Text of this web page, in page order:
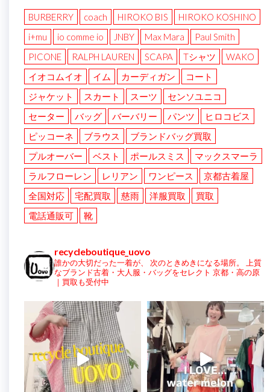
BURBERRY coach HIROKO BIS
HIROKO KOSHINO
i+mu
io comme io JNBY Max Mara
Paul Smith
PICONE
RALPH LAUREN SCAPA Tシャツ
WAKO
イオコムイオ
イム カーディガン
コート
ジャケット
スカート スーツ
センソユニコ
セーター
バッグ バーバリー パンツ
ヒロコビス
ピッコーネ
ブラウス
ブランドバッグ買取
プルオーバー
ベスト ポールスミス
マックスマーラ
ラルフローレン
レリアン ワンピース
京都古着屋
全国対応
宅配買取 慈雨 洋服買取
買取
電話通販可
靴
recycleboutique_uovo
誰かの大切だった一着が、 次のときめきになる場所。
上質
なブランド古着・大人服・バッグをセレクト 京都・高の原
｜買取も受付中